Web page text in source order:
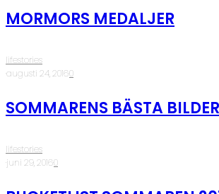
MORMORS MEDALJER
lifestories
·augusti 24, 2016·0
SOMMARENS BÄSTA BILDER
lifestories
·juni 29, 2016·0